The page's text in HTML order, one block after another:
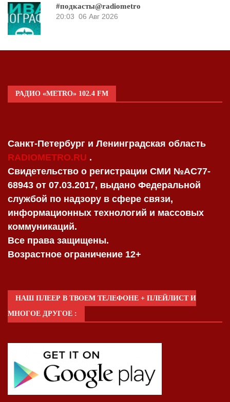
#подкасты@radiometro
20:03 06 Авг 2026
РАДИО «METRO» 102.4 FM
Санкт-Петербург и Ленинградская область
RADIOMETRO.RU .
Свидетельство о регистрации СМИ №AC77-
68943 от 07.03.2017, выдано Федеральной
службой по надзору в сфере связи,
информационных технологий и массовых
коммуникаций.
Все права защищены.
Возрастное ограничение 12+
НАШ ПЛЕЕР В ТВОЕМ ТЕЛЕФОНЕ + ПЛЕЙЛИСТ И
МНОГОЕ ДРУГОЕ :